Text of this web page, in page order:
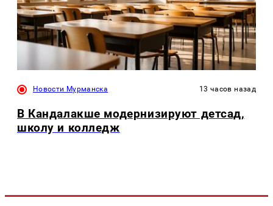
Новости Мурманска 13 часов назад
В Кандалакше модернизируют детсад,
школу и колледж